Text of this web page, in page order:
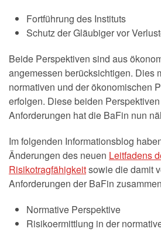
Fortführung des Instituts
Schutz der Gläubiger vor
Beide Perspektiven sind aus
angemessen berücksichtigen. Dies
normativen und der ökonomischen
erfolgen. Diese beiden
Anforderungen hat die BaFin nun
Im folgenden Informationsblog
Änderungen des neuen Leitfadens
Risikotragfähigkeitsowie die damit
Anforderungen der BaFin
Normative Perspektive
Risikoermittlung in der